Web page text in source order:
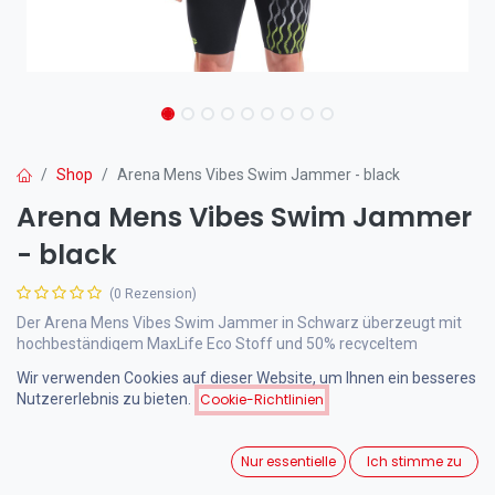
Shop Arena Mens Vibes Swim Jammer - black
Arena Mens Vibes Swim Jammer
- black
(0 Rezension)
Der Arena Mens Vibes Swim Jammer in Schwarz überzeugt mit
hochbeständigem MaxLife Eco Stoff und 50% recyceltem
Wettkämpfe mit UPF 50+ UV-Schutz und schnelltrocknenden
Eigenschaften.
Wir verwenden Cookies auf dieser Website, um Ihnen ein besseres
Nutzererlebnis zu bieten.
Cookie-Richtlinien
Nur essentielle Ich stimme zu